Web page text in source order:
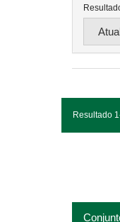
Resultado